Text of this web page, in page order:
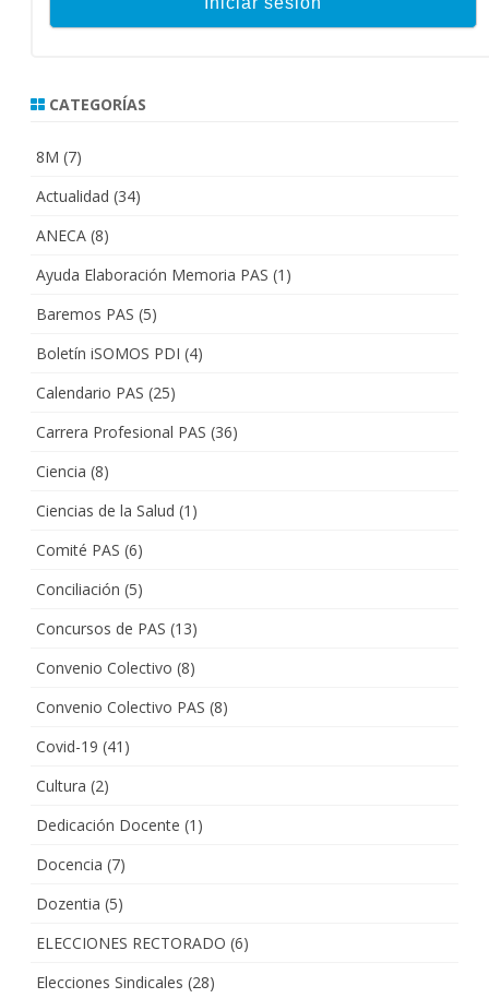
CATEGORÍAS
8M (7)
Actualidad (34)
ANECA (8)
Ayuda Elaboración Memoria PAS (1)
Baremos PAS (5)
Boletín iSOMOS PDI (4)
Calendario PAS (25)
Carrera Profesional PAS (36)
Ciencia (8)
Ciencias de la Salud (1)
Comité PAS (6)
Conciliación (5)
Concursos de PAS (13)
Convenio Colectivo (8)
Convenio Colectivo PAS (8)
Covid-19 (41)
Cultura (2)
Dedicación Docente (1)
Docencia (7)
Dozentia (5)
ELECCIONES RECTORADO (6)
Elecciones Sindicales (28)